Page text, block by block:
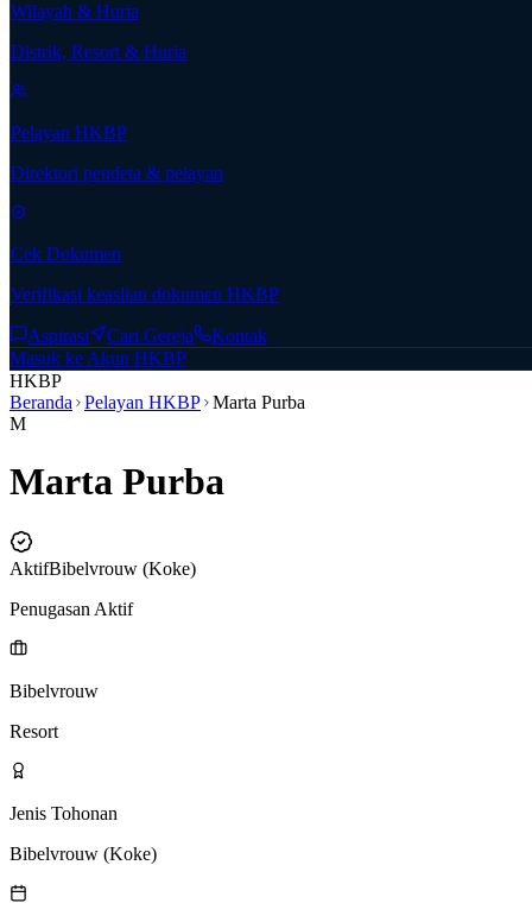
Wilayah & Huria
Distrik, Resort & Huria
Pelayan HKBP
Direktori pendeta & pelayan
Cek Dokumen
Verifikasi keaslian dokumen HKBP
Aspirasi Cari Gereja
Kontak
Masuk ke Akun HKBP
HKBP
Beranda
Pelayan HKBP Marta Purba
M
Marta Purba
AktifBibelvrouw (Koke)
Penugasan Aktif
Bibelvrouw
Resort
Jenis Tohonan
Bibelvrouw (Koke)